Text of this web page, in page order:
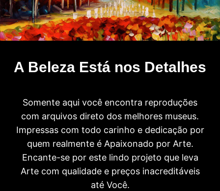
A Beleza Está nos Detalhes
Somente aqui você encontra reproduções
com arquivos direto dos melhores museus.
Impressas com todo carinho e dedicação por
quem realmente é Apaixonado por Arte.
Encante-se por este lindo projeto que leva
Arte com qualidade e preços inacreditáveis
até Você.